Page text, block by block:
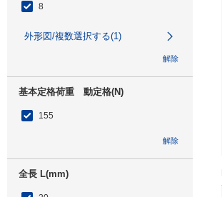
8
外形図/複数選択する(1)
解除
基本定格荷重 動定格(N)
155
解除
全長 L(mm)